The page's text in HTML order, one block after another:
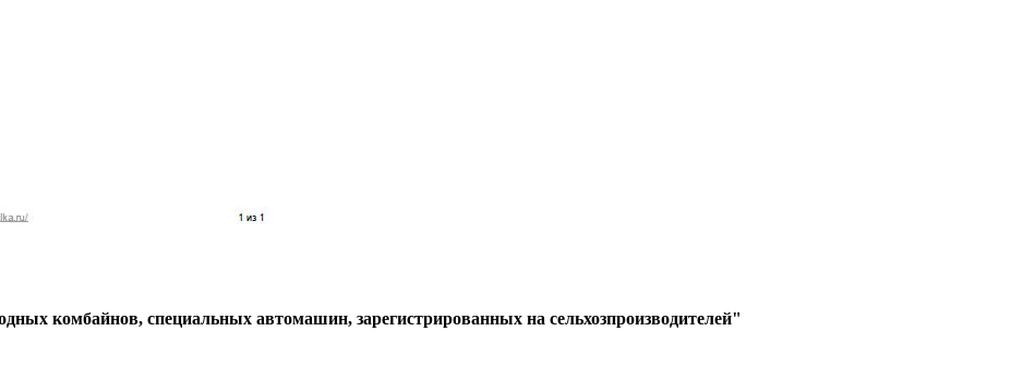
комбайнов, специальных автомашин, зарегистрированных на сельхозпроизводителей"